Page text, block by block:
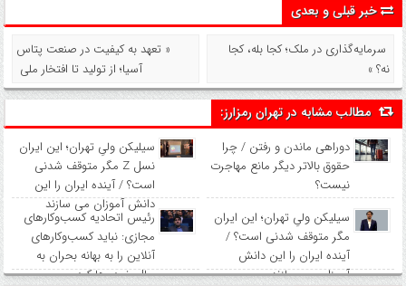
خبر قبلی و بعدی
سرمایه‌گذاری در ملک؛ کجا بله، کجا
نه؟ »
« تعهد به کیفیت در صنعت پتاس
آسیا؛ از تولید تا افتخار ملی
مطالب مشابه در تهران رمزارز:
دوراهی ماندن و رفتن / چرا
حقوق بالاتر دیگر مانع مهاجرت
نیست؟
سیلیکن ولیِ تهران؛ این ایران
نسل Z مگر متوقف شدنی
است؟ / آینده ایران را این
دانش آموزان می سازند
سیلیکن ولیِ تهران؛ این ایران
مگر متوقف شدنی است؟ /
آینده ایران را این دانش
آموزان می سازند
رئیس اتحادیه کسب‌وکارهای
مجازی: نباید کسب‌وکارهای
آنلاین را به بهانه بحران به
حال خود رها کرد